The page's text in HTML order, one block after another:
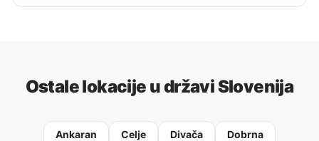
Ostale lokacije u državi Slovenija
Ankaran Celje Divača Dobrna